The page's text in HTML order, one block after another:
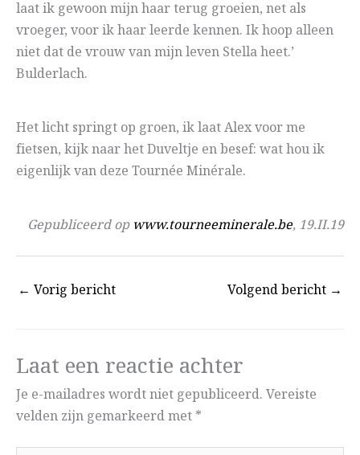
laat ik gewoon mijn haar terug groeien, net als
vroeger, voor ik haar leerde kennen. Ik hoop alleen
niet dat de vrouw van mijn leven Stella heet.’
Bulderlach.
Het licht springt op groen, ik laat Alex voor me
fietsen, kijk naar het Duveltje en besef: wat hou ik
eigenlijk van deze Tournée Minérale.
Gepubliceerd op www.tourneeminerale.be, 19.II.19
← Vorig bericht Volgend bericht →
Laat een reactie achter
Je e-mailadres wordt niet gepubliceerd. Vereiste
velden zijn gemarkeerd met *